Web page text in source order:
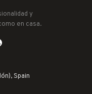
y
en casa.
Spain